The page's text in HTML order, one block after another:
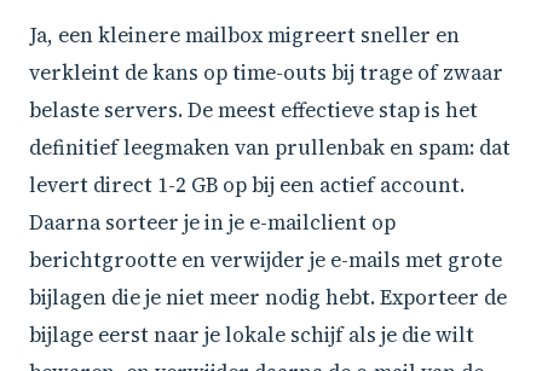
Ja, een kleinere mailbox migreert sneller en
verkleint de kans op time-outs bij trage of zwaar
belaste servers. De meest effectieve stap is het
definitief leegmaken van prullenbak en spam: dat
levert direct 1-2 GB op bij een actief account.
Daarna sorteer je in je e-mailclient op
berichtgrootte en verwijder je e-mails met grote
bijlagen die je niet meer nodig hebt. Exporteer de
bijlage eerst naar je lokale schijf als je die wilt